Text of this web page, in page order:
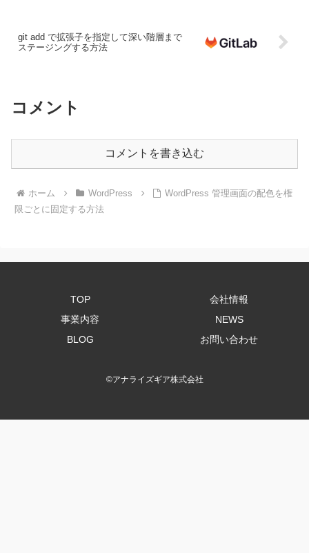
git add で拡張子を指定して深い階層まで
ステージングする方法
コメント
コメントを書き込む
ホーム WordPress
WordPress 管理画面の配色を権
限ごとに固定する方法
TOP
会社情報
事業内容
NEWS
BLOG
お問い合わせ
©アナライズギア株式会社